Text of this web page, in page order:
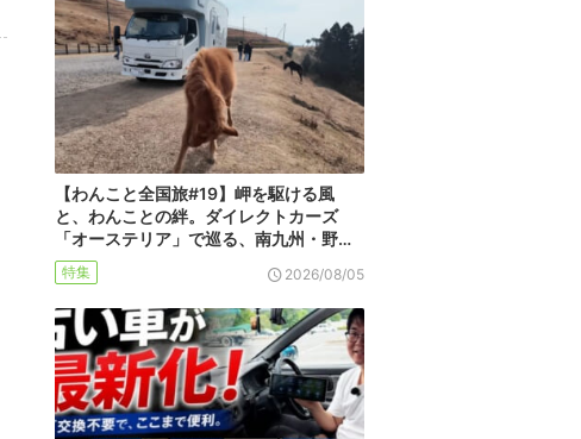
【わんこと全国旅#19】岬を駆ける風
と、わんことの絆。ダイレクトカーズ
「オーステリア」で巡る、南九州・野…
特集 2026/08/05